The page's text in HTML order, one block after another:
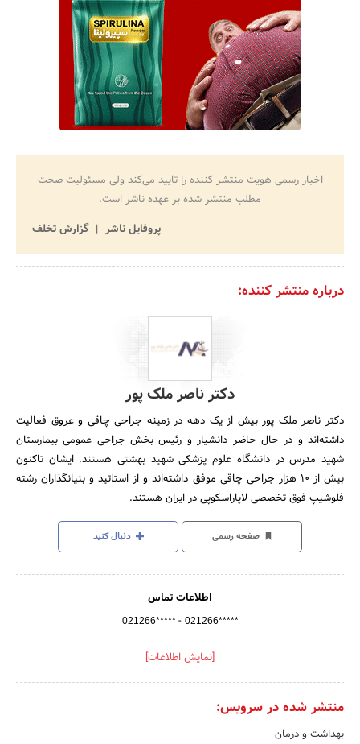
اخبار رسمی هویت منتشر کننده را تایید می‌کند ولی مسئولیت صحت
مطلب منتشر شده بر عهده ناشر است.
پروفایل ناشر
گزارش تخلف
درباره منتشر کننده:
دکتر ناصر ملک پور
دکتر ناصر ملک پور بیش از یک دهه در زمینه جراحی چاقی و عروق فعالیت
داشته‌اند و در حال حاضر دانشیار و رئیس بخش جراحی عمومی بیمارستان
شهید مدرس در دانشگاه علوم پزشکی شهید بهشتی هستند. ایشان تاکنون
بیش از 10 هزار جراحی چاقی موفق داشته‌اند و از استاتید و بنیانگذاران رشته
فلوشیپ فوق تخصصی لاپاراسکوپی در ایران هستند.
صفحه رسمی دنبال کنید
اطلاعات تماس
021266***** - 021266*****
[نمایش اطلاعات]
منتشر شده در سرویس:
بهداشت و درمان